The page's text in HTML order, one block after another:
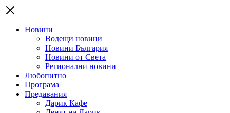
Новини
Водещи новини
Новини България
Новини от Света
Регионални новини
Любопитно
Програма
Предавания
Дарик Кафе